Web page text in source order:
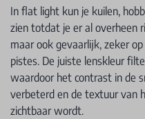
In flat light kun je kuilen,
zien totdat je er al overheen
maar ook gevaarlijk, zeker
pistes. De juiste lenskleur
waardoor het contrast in de
verbeterd en de textuur van
zichtbaar wordt.